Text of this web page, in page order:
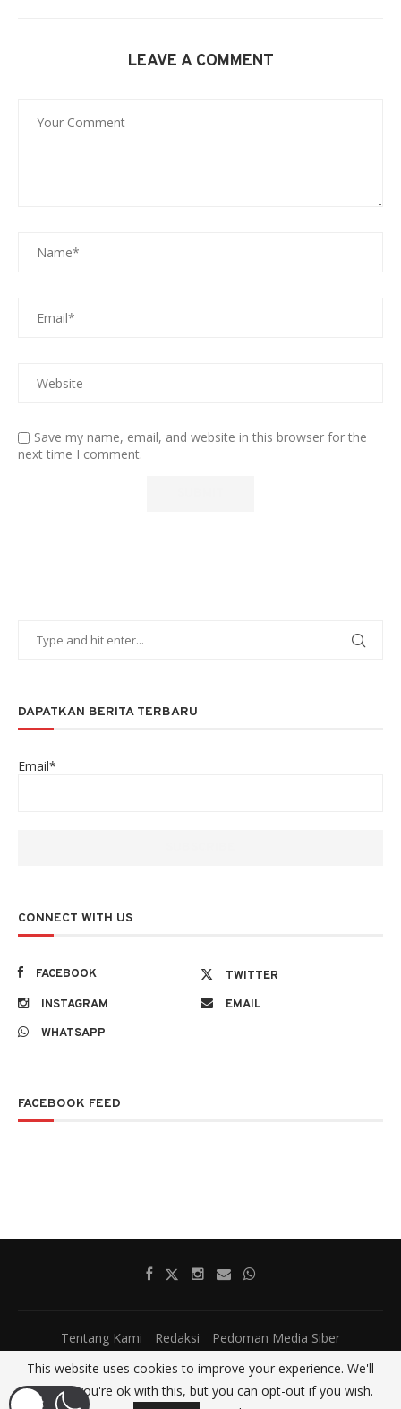
LEAVE A COMMENT
Save my name, email, and website in this browser for the
next time I comment.
DAPATKAN BERITA TERBARU
Email*
CONNECT WITH US
FACEBOOK
TWITTER
INSTAGRAM
EMAIL
WHATSAPP
FACEBOOK FEED
Tentang Kami Redaksi Pedoman Media Siber
@2017 - All Right Reserved.SatumenitNews
This website uses cookies to improve your experience. We'll
assume you're ok with this, but you can opt-out if you wish.